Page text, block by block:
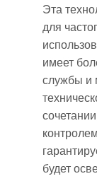
Эта
для
имеет
службы и
будет